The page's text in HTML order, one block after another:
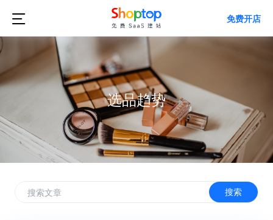
 免费开店
选品趋势
搜索